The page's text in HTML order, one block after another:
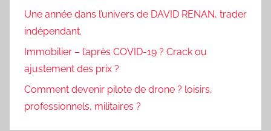
Une année dans l’univers de DAVID RENAN, trader
indépendant.
Immobilier – l’après COVID-19 ? Crack ou
ajustement des prix ?
Comment devenir pilote de drone ? loisirs,
professionnels, militaires ?